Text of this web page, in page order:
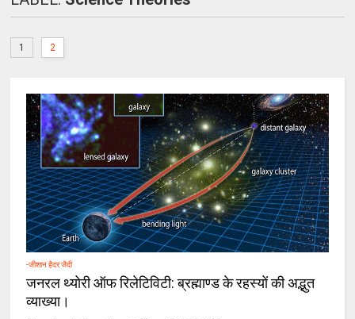
1 2
-जीशान हैदर जैदी
जनरल थ्‍योरी ऑफ रिलेटिविटी: ब्रह्माण्‍ड के रहस्‍यों की अद्भुत
व्‍याख्‍या।